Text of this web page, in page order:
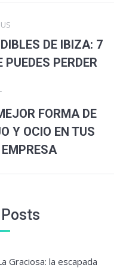
DE IBIZA: 7
PUEDES PERDER
FORMA DE
Y OCIO EN TUS
Graciosa: la escapada